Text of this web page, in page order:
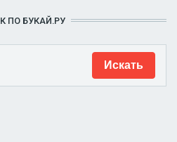
ПО БУКАЙ.РУ